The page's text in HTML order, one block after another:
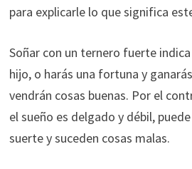
para explicarle lo que significa
Soñar con un ternero fuerte
hijo, o harás una fortuna y
vendrán cosas buenas. Por el
el sueño es delgado y débil,
suerte y suceden cosas malas.